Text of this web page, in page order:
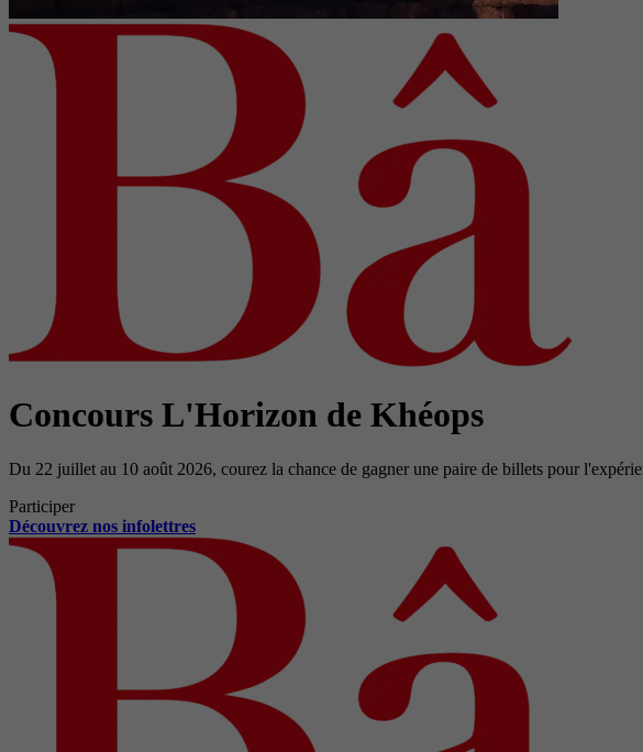
Concours L'Horizon de Khéops
Du 22 juillet au 10 août 2026, courez la chance de gagner une paire de billets pour
Participer
Découvrez nos infolettres